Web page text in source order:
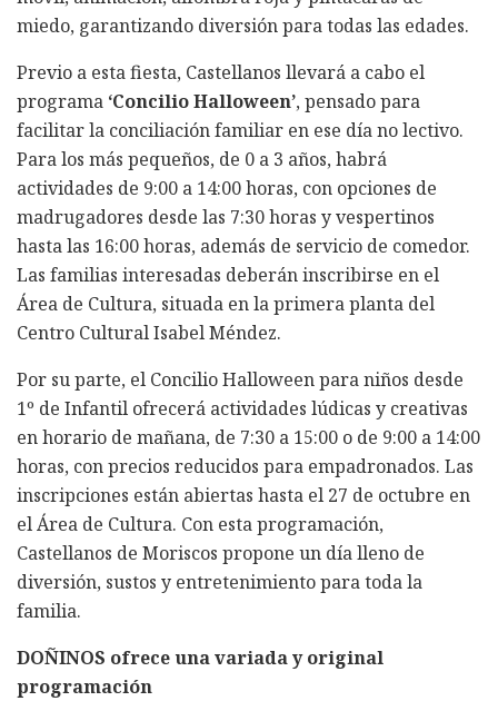
miedo, garantizando diversión para todas las edades.
Previo a esta fiesta, Castellanos llevará a cabo el
programa ‘Concilio Halloween’, pensado para
facilitar la conciliación familiar en ese día no lectivo.
Para los más pequeños, de 0 a 3 años, habrá
actividades de 9:00 a 14:00 horas, con opciones de
madrugadores desde las 7:30 horas y vespertinos
hasta las 16:00 horas, además de servicio de comedor.
Las familias interesadas deberán inscribirse en el
Área de Cultura, situada en la primera planta del
Centro Cultural Isabel Méndez.
Por su parte, el Concilio Halloween para niños desde
1º de Infantil ofrecerá actividades lúdicas y creativas
en horario de mañana, de 7:30 a 15:00 o de 9:00 a 14:00
horas, con precios reducidos para empadronados. Las
inscripciones están abiertas hasta el 27 de octubre en
el Área de Cultura. Con esta programación,
Castellanos de Moriscos propone un día lleno de
diversión, sustos y entretenimiento para toda la
familia.
DOÑINOS ofrece una variada y original
programación